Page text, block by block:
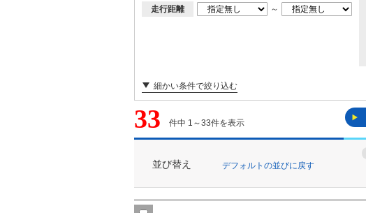
走行距離
～
細かい条件で絞り込む
33 件中 1～33件を表示
並び替え デフォルトの並びに戻す